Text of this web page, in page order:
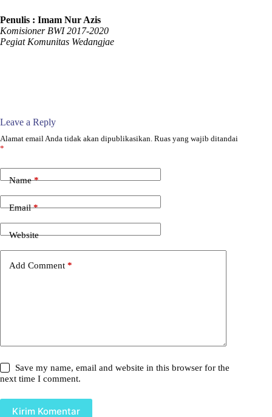
Penulis : Imam Nur Azis
Komisioner BWI 2017-2020
Pegiat Komunitas Wedangjae
Leave a Reply
Alamat email Anda tidak akan dipublikasikan. Ruas yang wajib ditandai
*
Name*
Email*
Website
Add Comment *
Save my name, email and website in this browser for the
next time I comment.
Kirim Komentar